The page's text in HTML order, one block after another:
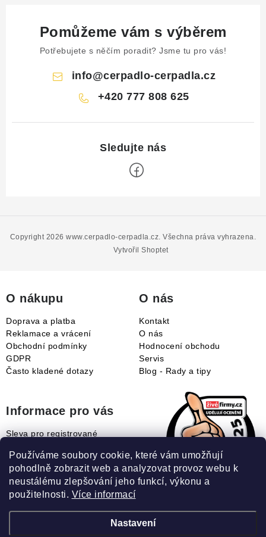
Používáme soubory cookie, které vám umožňují
pohodlně zobrazit web a analyzovat provoz webu k
neustálému zlepšování jeho funkcí, výkonu a
použitelnosti. Více informací
Nastavení
Pomůžeme vám s výběrem
Potřebujete s něčím poradit? Jsme tu pro vás!
info@cerpadlo-cerpadla.cz
+420 777 808 625
Vytvořil Shoptet
Copyright 2026www.cerpadlo-cerpadla.cz . Všechna práva vyhrazena.
O nákupu
Doprava a platba
Reklamace a vrácení
Obchodní podmínky
GDPR
Často kladené dotazy
O nás
Kontakt
O nás
Hodnocení obchodu
Servis
Blog - Rady a tipy
Informace pro vás
Sleva pro registrované
Jak uplatnit slevový kupón?
Jak nakupovat?
Slovník pojmů